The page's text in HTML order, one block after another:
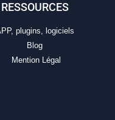
RESSOURCES
plugins, logiciels
Blog
Mention Légal